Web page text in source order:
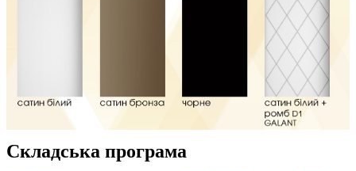
Складська програма